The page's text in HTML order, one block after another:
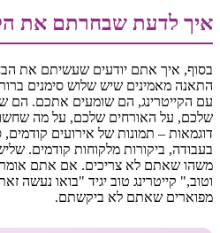
איך לדעת שבחרתם את
בסוף, איך אתם יודעים שעשיתם את
התאנה מאמינים שיש שלוש סימנים
עם הקייטרינג, הם שומעים אתכם. הם
שלכם, על האורחים שלכם, על מה
דוגמאות – תמונות של אירועים
בעבודה, ביקורות מלקוחות קודמים.
משהו שאתם לא צריכים. אם אתם
וטוב," קייטרינג טוב יגיד "בואו נעשה
מפוארים שאתם לא ביקשתם.